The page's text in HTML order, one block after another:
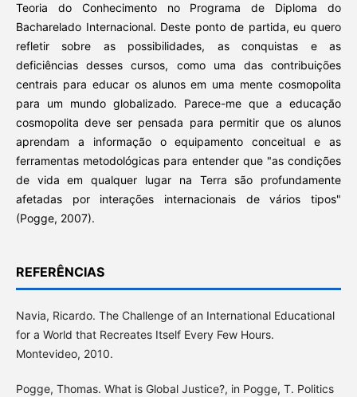
Teoria do Conhecimento no Programa de Diploma do
Bacharelado Internacional. Deste ponto de partida, eu quero
refletir sobre as possibilidades, as conquistas e as
deficiências desses cursos, como uma das contribuições
centrais para educar os alunos em uma mente cosmopolita
para um mundo globalizado. Parece-me que a educação
cosmopolita deve ser pensada para permitir que os alunos
aprendam a informação o equipamento conceitual e as
ferramentas metodológicas para entender que "as condições
de vida em qualquer lugar na Terra são profundamente
afetadas por interações internacionais de vários tipos"
(Pogge, 2007).
REFERÊNCIAS
Navia, Ricardo. The Challenge of an International Educational
for a World that Recreates Itself Every Few Hours.
Montevideo, 2010.
Pogge, Thomas. What is Global Justice?, in Pogge, T. Politics